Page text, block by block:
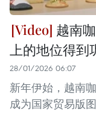
越南
上的地位得到
28/01/2026 06:07
新年伊始，越南
成为国家贸易版